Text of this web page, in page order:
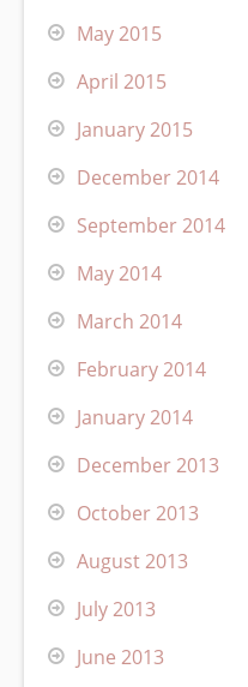
May 2015
April 2015
January 2015
December 2014
September 2014
May 2014
March 2014
February 2014
January 2014
December 2013
October 2013
August 2013
July 2013
June 2013